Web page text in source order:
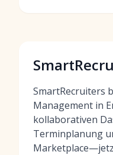
SmartRecruiters
Management in
kollaborativen
Terminplanung